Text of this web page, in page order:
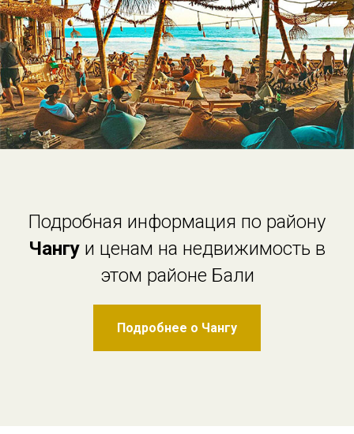
Подробная информация по району
Чангу и ценам на недвижимость в
этом районе Бали
Подробнее о Чангу